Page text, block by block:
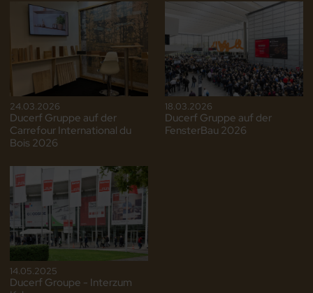
24.03.2026
Ducerf Gruppe auf der
Carrefour International du
Bois 2026
18.03.2026
Ducerf Gruppe auf der
FensterBau 2026
14.05.2025
Ducerf Groupe - Interzum